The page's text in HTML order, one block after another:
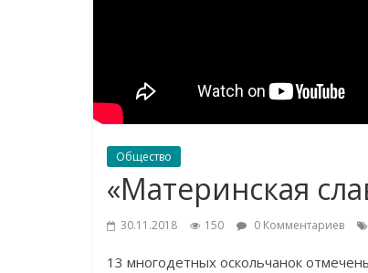
Общество
«Материнская
30.11.2018 150 0 Комментариев
13 многодетных оскольчанок